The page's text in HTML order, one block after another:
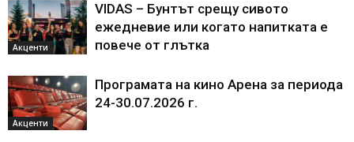
Акценти
VIDAS – Бунтът срещу сивото
ежедневие или когато напитката е
повече от глътка
Акценти
Програмата на кино Арена за периода
24-30.07.2026 г.